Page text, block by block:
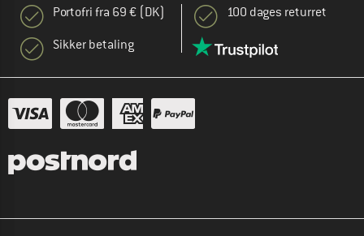
Portofri fra 69 € (DK)
Sikker betaling
100 dages returret